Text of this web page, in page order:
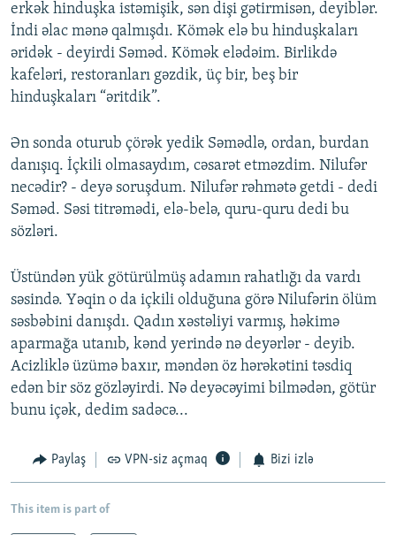
erkək hinduşka istəmişik, sən dişi gətirmisən, deyiblər.
İndi əlac mənə qalmışdı. Kömək elə bu hinduşkaları
əridək - deyirdi Səməd. Kömək elədəim. Birlikdə
kafeləri, restoranları gəzdik, üç bir, beş bir
hinduşkaları “əritdik”.
Ən sonda oturub çörək yedik Səmədlə, ordan, burdan
danışıq. İçkili olmasaydım, cəsarət etməzdim. Nilufər
necədir? - deyə soruşdum. Nilufər rəhmətə getdi - dedi
Səməd. Səsi titrəmədi, elə-belə, quru-quru dedi bu
sözləri.
Üstündən yük götürülmüş adamın rahatlığı da vardı
səsində. Yəqin o da içkili olduğuna görə Nilufərin ölüm
səsbəbini danışdı. Qadın xəstəliyi varmış, həkimə
aparmağa utanıb, kənd yerində nə deyərlər - deyib.
Acizliklə üzümə baxır, məndən öz hərəkətini təsdiq
edən bir söz gözləyirdi. Nə deyəcəyimi bilmədən, götür
bunu içək, dedim sadəcə...
Paylaş VPN-siz açmaq Bizi izlə
This item is part of